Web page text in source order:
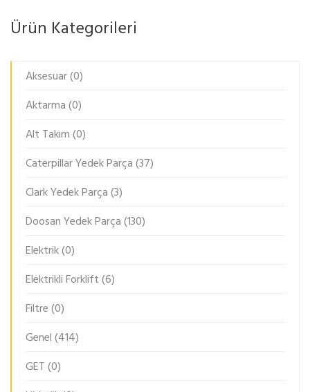
Ürün Kategorileri
Aksesuar(0)
Aktarma(0)
Alt Takım(0)
Caterpillar Yedek Parça(37)
Clark Yedek Parça(3)
Doosan Yedek Parça(130)
Elektrik(0)
Elektrikli Forklift(6)
Filtre(0)
Genel(414)
GET(0)